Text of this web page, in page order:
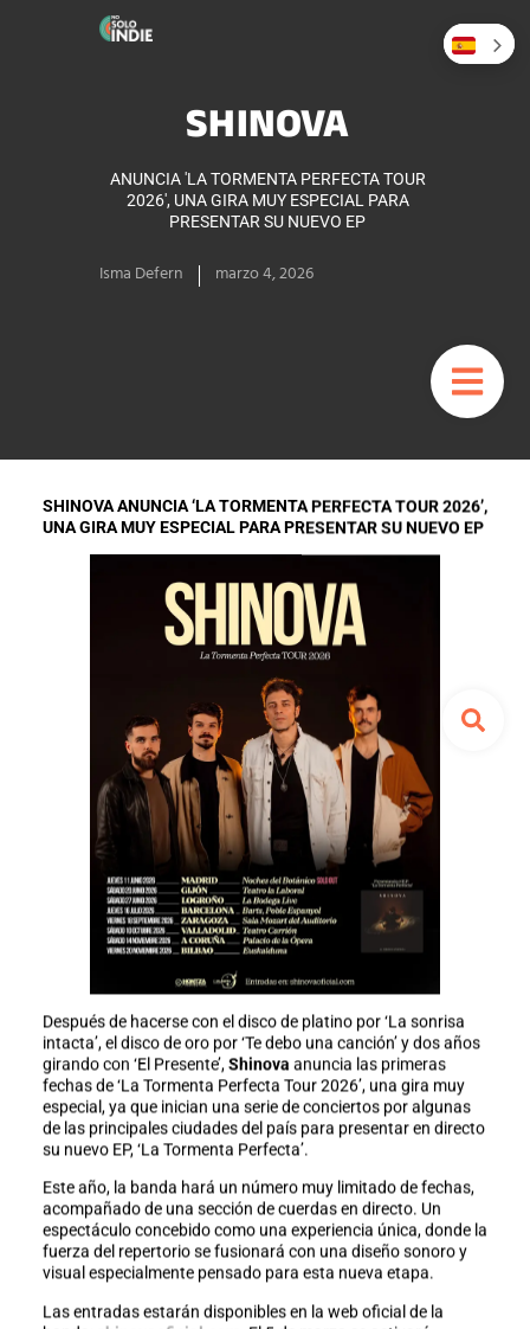
SHINOVA
ANUNCIA 'LA TORMENTA PERFECTA TOUR
2026', UNA GIRA MUY ESPECIAL PARA
PRESENTAR SU NUEVO EP
Isma Defern marzo 4, 2026
SHINOVA ANUNCIA ‘LA TORMENTA PERFECTA TOUR 2026’,
UNA GIRA MUY ESPECIALPARA PRESENTAR SU NUEVO EP
Después de hacerse con el disco de platino por ‘La sonrisa
intacta’, el disco de oro por ‘Te debo una canción’ y dos años
girando con ‘El Presente’, Shinova anuncia las primeras
fechas de ‘La Tormenta Perfecta Tour 2026’, una gira muy
especial, ya que inician una serie de conciertos por algunas
de las principales ciudades del país para presentar en directo
su nuevo EP, ‘La Tormenta Perfecta’.
Este año, la banda hará un número muy limitado de fechas,
acompañado de una sección de cuerdas en directo. Un
espectáculo concebido como una experiencia única, donde la
fuerza del repertorio se fusionará con una diseño sonoro y
visual especialmente pensado para esta nueva etapa.
Las entradas estarán disponibles en la web oficial de la